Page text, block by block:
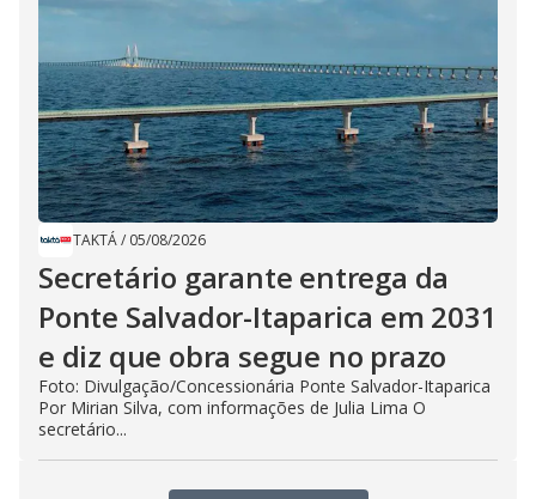
TAKTÁ/ 05/08/2026
Secretário garante entrega da
Ponte Salvador-Itaparica em 2031
e diz que obra segue no prazo
Foto: Divulgação/Concessionária Ponte Salvador-Itaparica
Por Mirian Silva, com informações de Julia Lima O
secretário...